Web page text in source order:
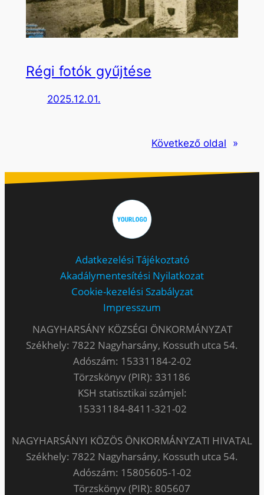
Régi fotók gyűjtése
2025.12.01.
Következő oldal »
Adatkezelési Tájékoztató
Akadálymentesítési Nyilatkozat
Cookie-kezelési Szabályzat
Impresszum
NAGYHARSÁNY KÖZSÉGI ÖNKORMÁNYZAT
Székhely: 7822 Nagyharsány, Kossuth utca 54.
Adószám: 15331184-2-02
Törzskönyv (PIR): 331186
KSH statisztikai számjel:
15331184-8411-321-02
NAGYHARSÁNYI KÖZÖS ÖNKORMÁNYZATI HIVATAL
Székhely: 7822 Nagyharsány, Kossuth utca 54.
Adószám: 15805605-1-02
Törzskönyv (PIR): 805607